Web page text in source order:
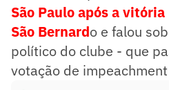
São Paulo após a
São Bernardo e falou
político do clube - que
votação de